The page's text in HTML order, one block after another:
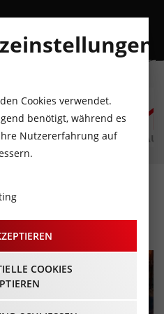
DI
11
AUGUST
MI
12
AUGUST
17:00 Uhr
Cookies verwendet.
benötigt, während es
Nutzererfahrung auf
COOKIES